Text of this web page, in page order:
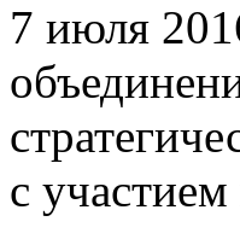
7 июля
с